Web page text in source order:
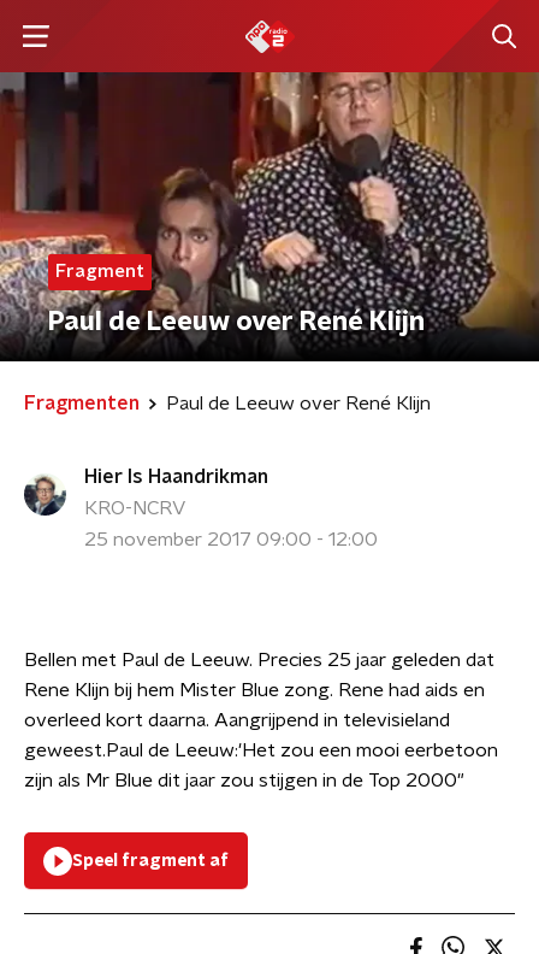
Fragment
Paul de Leeuw over René Klijn
Fragmenten Paul de Leeuw over René Klijn
Hier Is Haandrikman
KRO-NCRV
25 november 2017 09:00 - 12:00
Bellen met Paul de Leeuw. Precies 25 jaar geleden dat
Rene Klijn bij hem Mister Blue zong. Rene had aids en
overleed kort daarna. Aangrijpend in televisieland
geweest.Paul de Leeuw:'Het zou een mooi eerbetoon
zijn als Mr Blue dit jaar zou stijgen in de Top 2000"
Speel fragment af